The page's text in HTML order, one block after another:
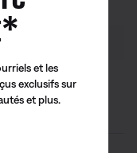
et les
exclusifs sur
et plus.